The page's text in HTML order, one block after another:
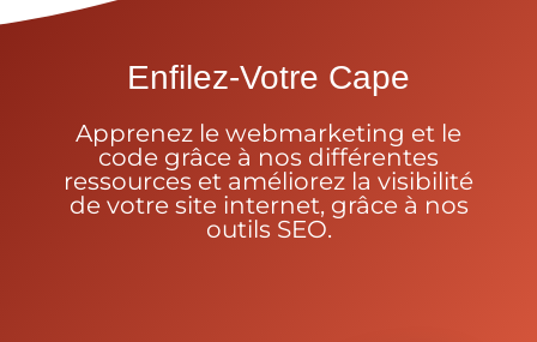
Enfilez-Votre Cape
Apprenez le webmarketing et le
code grâce à nos différentes
ressources et améliorez la visibilité
de votre site internet, grâce à nos
outils SEO.